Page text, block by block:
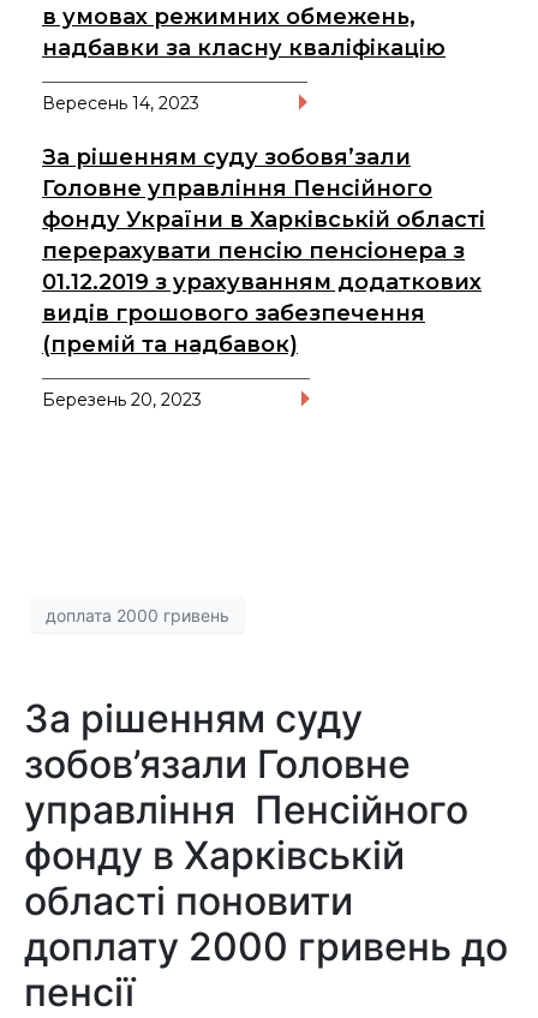
в умовах режимних обмежень,
надбавки за класну кваліфікацію
Вересень 14, 2023
За рішенням суду зобовя’зали
Головне управління Пенсійного
фонду України в Харківській області
перерахувати пенсію пенсіонера з
01.12.2019 з урахуванням додаткових
видів грошового забезпечення
(премій та надбавок)
Березень 20, 2023
доплата 2000 гривень
За рішенням суду
зобов’язали Головне
управління Пенсійного
фонду в Харківській
області поновити
доплату 2000 гривень до
пенсії